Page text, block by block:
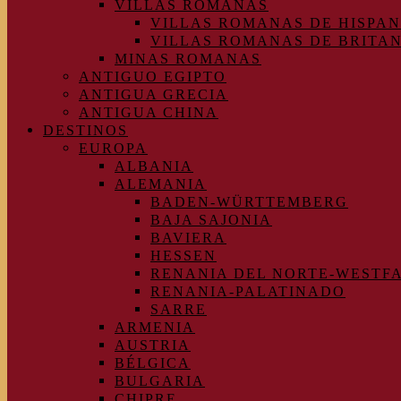
VILLAS ROMANAS
VILLAS ROMANAS DE
VILLAS ROMANAS DE
MINAS ROMANAS
ANTIGUO EGIPTO
ANTIGUA GRECIA
ANTIGUA CHINA
DESTINOS
EUROPA
ALBANIA
ALEMANIA
BADEN-WÜRTTEMBERG
BAJA SAJONIA
BAVIERA
HESSEN
RENANIA DEL NORTE-
RENANIA-PALATINADO
SARRE
ARMENIA
AUSTRIA
BÉLGICA
BULGARIA